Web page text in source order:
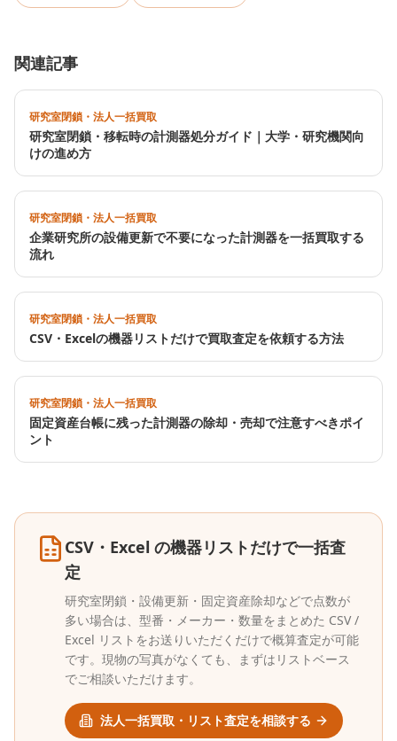
関連記事
研究室閉鎖・法人一括買取
研究室閉鎖・移転時の計測器処分ガイド｜大学・研究機関向
けの進め方
研究室閉鎖・法人一括買取
企業研究所の設備更新で不要になった計測器を一括買取する
流れ
研究室閉鎖・法人一括買取
CSV・Excelの機器リストだけで買取査定を依頼する方法
研究室閉鎖・法人一括買取
固定資産台帳に残った計測器の除却・売却で注意すべきポイ
ント
CSV・Excel の機器リストだけで一括査
定
研究室閉鎖・設備更新・固定資産除却などで点数が
多い場合は、型番・メーカー・数量をまとめた CSV /
Excel リストをお送りいただくだけで概算査定が可能
です。現物の写真がなくても、まずはリストベース
でご相談いただけます。
法人一括買取・リスト査定を相談する